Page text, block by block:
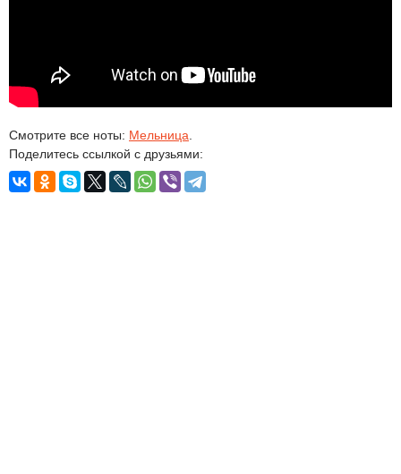
Смотрите все ноты: Мельница
Поделитесь ссылкой с друзьями: